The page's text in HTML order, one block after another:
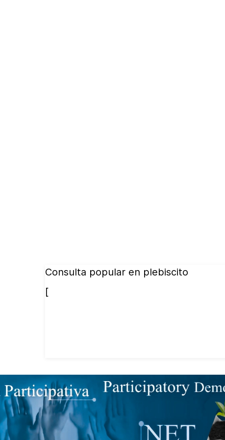
Consulta popular en plebiscito
[